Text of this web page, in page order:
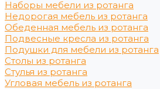
Наборы мебели из ротанга
Недорогая мебель из ротанга
Обеденная мебель из ротанга
Подвесные кресла из ротанга
Подушки для мебели из ротанга
Столы из ротанга
Стулья из ротанга
Угловая мебель из ротанга